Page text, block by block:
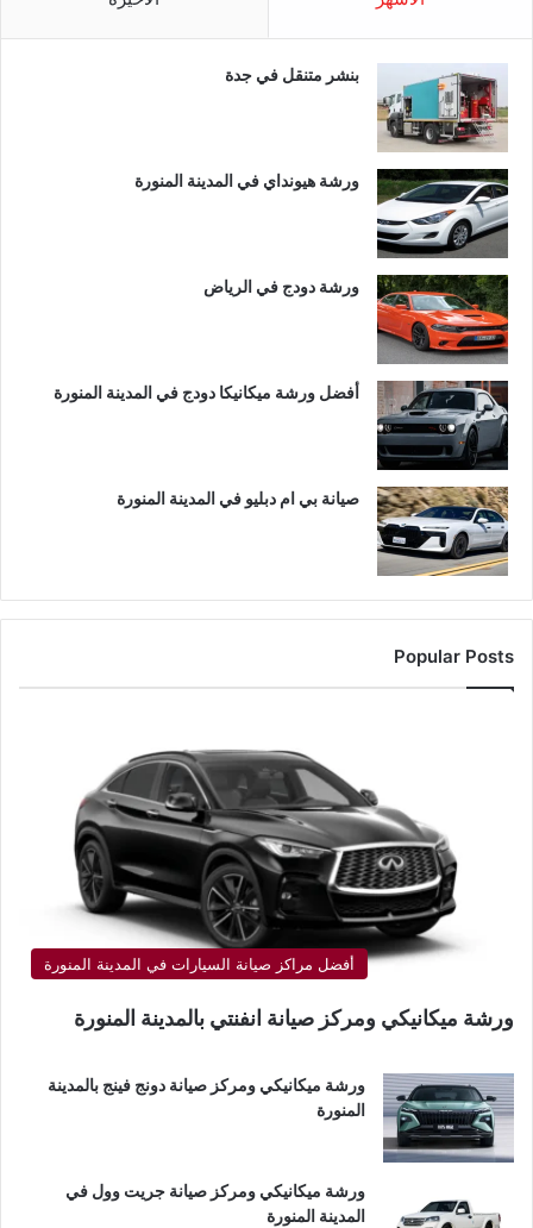
بنشر متنقل في جدة
ورشة هيونداي في المدينة المنورة
ورشة دودج في الرياض
أفضل ورشة ميكانيكا دودج في المدينة المنورة
صيانة بي ام دبليو في المدينة المنورة
Popular Posts
أفضل مراكز صيانة السيارات في المدينة المنورة
ورشة ميكانيكي ومركز صيانة انفنتي بالمدينة المنورة
ورشة ميكانيكي ومركز صيانة دونج فينج بالمدينة
المنورة
ورشة ميكانيكي ومركز صيانة جريت وول في
المدينة المنورة